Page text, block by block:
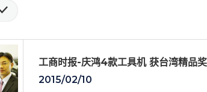
工商时报-庆鸿4款工具机 获台湾精品奖
2015/02/10